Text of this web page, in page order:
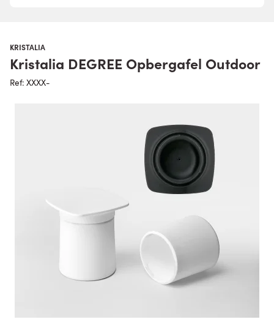
KRISTALIA
Kristalia DEGREE Opbergafel Outdoor
Ref: XXXX-